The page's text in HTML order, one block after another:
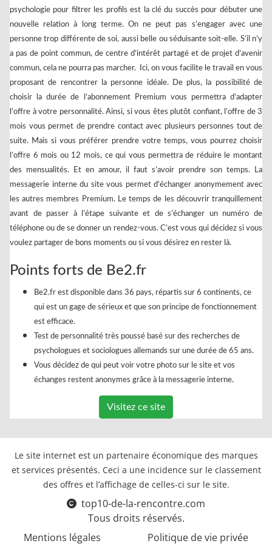
psychologie pour filtrer les profils est la clé du succès pour débuter une
nouvelle relation à long terme. On ne peut pas s’engager avec une
personne trop différente de soi, aussi belle ou séduisante soit-elle. S’il n’y
a pas de point commun, de centre d’intérêt partagé et de projet d’avenir
commun, cela ne pourra pas marcher. Ici, on vous facilite le travail en vous
proposant de rencontrer la personne idéale. De plus, la possibilité de
choisir la durée de l’abonnement Premium vous permettra d’adapter
l’offre à votre personnalité. Ainsi, si vous êtes plutôt confiant, l’offre de 3
mois vous permet de prendre contact avec plusieurs personnes tout de
suite. Mais si vous préférer prendre votre temps, vous pourrez choisir
l’offre 6 mois ou 12 mois, ce qui vous permettra de réduire le montant
des mensualités. Et en amour, il faut s’avoir prendre son temps. La
messagerie interne du site vous permet d’échanger anonymement avec
les autres membres Premium. Le temps de les découvrir tranquillement
avant de passer à l’étape suivante et de s’échanger un numéro de
téléphone ou de se donner un rendez-vous. C’est vous qui décidez si vous
voulez partager de bons moments ou si vous désirez en rester là.
Points forts de Be2.fr
Be2.fr est disponible dans 36 pays, répartis sur 6 continents, ce
qui est un gage de sérieux et que son principe de fonctionnement
est efficace.
Test de personnalité très poussé basé sur des recherches de
psychologues et sociologues allemands sur une durée de 65 ans.
Vous décidez de qui peut voir votre photo sur le site et vos
échanges restent anonymes grâce à la messagerie interne.
Visitez ce site
Le site internet est un partenaire économique des marques
et services présentés. Ceci a une incidence sur le classement
des offres et l’affichage de celles-ci sur le site.
top10-de-la-rencontre.com
Tous droits réservés.
Mentions légales
Politique de vie privée